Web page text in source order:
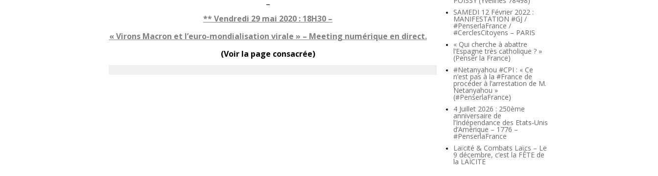
** Vendredi 29 mai 2020 : 18H30 –
« Virons Macron et l’euro-mondialisation virale » – Meeting numérique en direct.
(Voir la page consacrée)
SAMEDI 12 Février 2022 :
MANIFESTATION #GJ /
#PenserlaFrance /
#CerclesCitoyens – PARIS
« Qui cherche à abattre
l’Espagne très catholique ? »
(Penser la France)
#Netanyahou #CPI : « Ce
n’est pas à la #France de
procéder à l’arrestation de M.
Netanyahou »
(#PenserlaFrance)
4 Juillet 2026 : 250ème
anniversaire de
l’Indépendance des Etats-Unis
d’Amérique – 1776 –
#PenserlaFrance
Laïcité & Combats Laïcs – Le
9 décembre, c’est la FÊTE de
la LAÏCITE